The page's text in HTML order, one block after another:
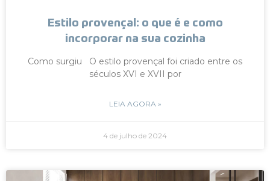
Estilo provençal: o que é e como
incorporar na sua cozinha
Como surgiu O estilo provençal foi criado entre os
séculos XVI e XVII por
LEIA AGORA »
4 de julho de 2024